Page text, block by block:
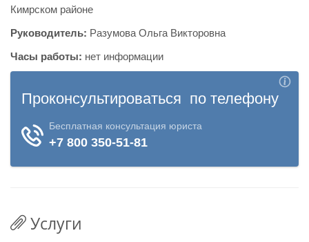
Кимрском районе
Руководитель: Разумова Ольга Викторовна
Часы работы: нет информации
Услуги